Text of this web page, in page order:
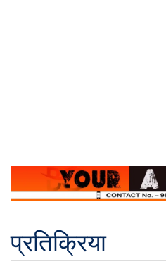
प्रतिक्रिया